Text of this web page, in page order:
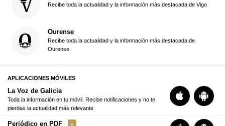
Recibe toda la actualidad y la información más destacada de Vigo
Ourense
Recibe toda la actualidad y la información más destacada de
Ourense
APLICACIONES MÓVILES
La Voz de Galicia
Toda la información en tu móvil. Recibe notificaciones y no te
pierdas la actualidad más relevante
Periódico en PDF